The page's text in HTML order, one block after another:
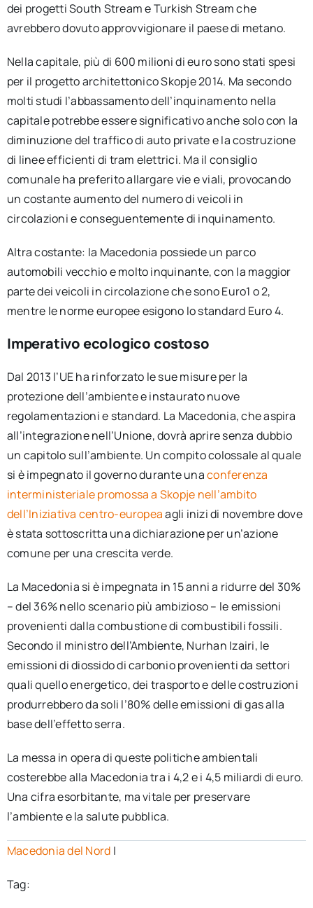
dei progetti South Stream e Turkish Stream che
avrebbero dovuto approvvigionare il paese di metano.
Nella capitale, più di 600 milioni di euro sono stati spesi
per il progetto architettonico Skopje 2014. Ma secondo
molti studi l’abbassamento dell’inquinamento nella
capitale potrebbe essere significativo anche solo con la
diminuzione del traffico di auto private e la costruzione
di linee efficienti di tram elettrici. Ma il consiglio
comunale ha preferito allargare vie e viali, provocando
un costante aumento del numero di veicoli in
circolazioni e conseguentemente di inquinamento.
Altra costante: la Macedonia possiede un parco
automobili vecchio e molto inquinante, con la maggior
parte dei veicoli in circolazione che sono Euro1 o 2,
mentre le norme europee esigono lo standard Euro 4.
Imperativo ecologico costoso
Dal 2013 l’UE ha rinforzato le sue misure per la
protezione dell’ambiente e instaurato nuove
regolamentazioni e standard. La Macedonia, che aspira
all’integrazione nell’Unione, dovrà aprire senza dubbio
un capitolo sull’ambiente. Un compito colossale al quale
si è impegnato il governo durante unaconferenza
interministeriale promossa a Skopje nell’ambito
dell’Iniziativa centro-europeaagli inizi di novembre dove
è stata sottoscritta una dichiarazione per un’azione
comune per una crescita verde.
La Macedonia si è impegnata in 15 anni a ridurre del 30%
– del 36% nello scenario più ambizioso – le emissioni
provenienti dalla combustione di combustibili fossili.
Secondo il ministro dell’Ambiente, Nurhan Izairi, le
emissioni di diossido di carbonio provenienti da settori
quali quello energetico, dei trasporto e delle costruzioni
produrrebbero da soli l’80% delle emissioni di gas alla
base dell’effetto serra.
La messa in opera di queste politiche ambientali
costerebbe alla Macedonia tra i 4,2 e i 4,5 miliardi di euro.
Una cifra esorbitante, ma vitale per preservare
l’ambiente e la salute pubblica.
Macedonia del Nord |
Tag: